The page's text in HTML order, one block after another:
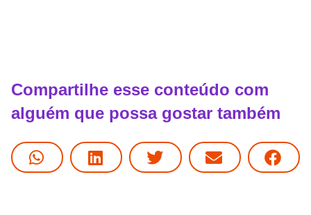
Compartilhe esse conteúdo com
alguém que possa gostar também